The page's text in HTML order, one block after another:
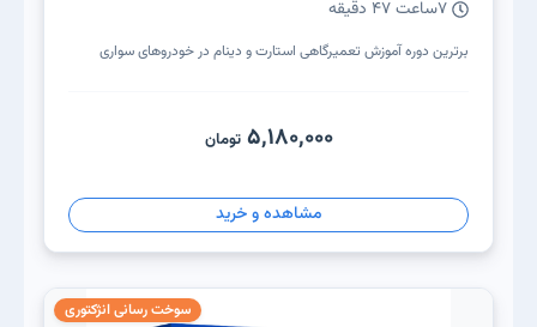
7ساعت 47 دقیقه
برترین دوره آموزش تعمیرگاهی استارت و دینام در خودروهای سواری
5,180,000 تومان
مشاهده و خرید
سوخت رسانی انژکتوری